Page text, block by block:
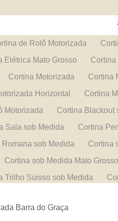
de Rolô Motorizada
Elétrica Mato Grosso
Cortina
Cortina Motorizada
Cortina
Horizontal
Cortina
Motorizada
Cortina Blackout
Sala sob Medida
Cortina
Romana sob Medida
Cortina
Cortina sob Medida Mato Grosso
Trilho Suisso sob Medida
Geométrico
Barra do Graça